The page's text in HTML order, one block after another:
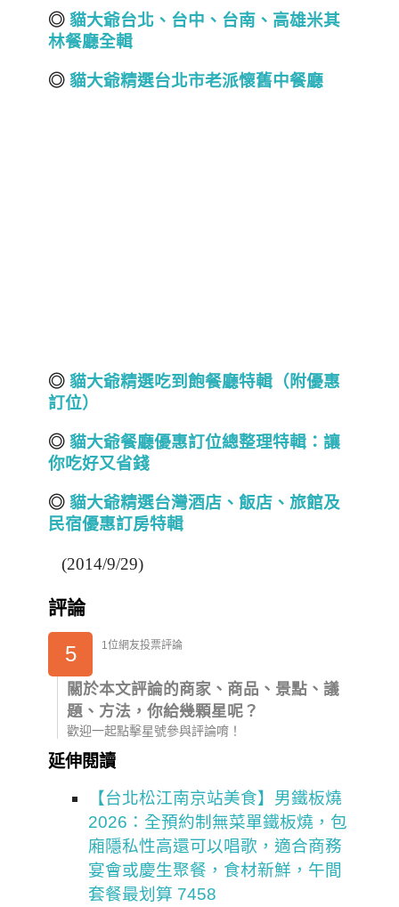
◎ 貓大爺台北 、 台中 、 台南 、 高雄米其
林餐廳全輯
◎ 貓大爺精選台北市老派懷舊中餐廳
◎ 貓大爺精選吃到飽餐廳特輯（附優惠
訂位）
◎ 貓大爺餐廳優惠訂位總整理特輯：讓
你吃好又省錢
◎ 貓大爺精選台灣酒店 、飯店、旅館及
民宿優惠訂房特輯
(2014/9/29)
評論
5 1位網友投票評論
關於本文評論的商家、商品、景點、議
題、方法，你給幾顆星呢？
歡迎一起點擊星號參與評論唷！
延伸閱讀
【台北松江南京站美食】男鐵板燒
2026：全預約制無菜單鐵板燒，包
廂隱私性高還可以唱歌，適合商務
宴會或慶生聚餐，食材新鮮，午間
套餐最划算 7458